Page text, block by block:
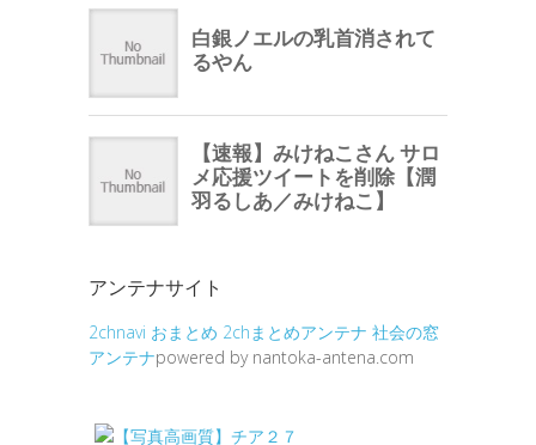
アンテナサイト
2chnavi おまとめ 2chまとめアンテナ 社会の窓
アンテナpowered by nantoka-antena.com